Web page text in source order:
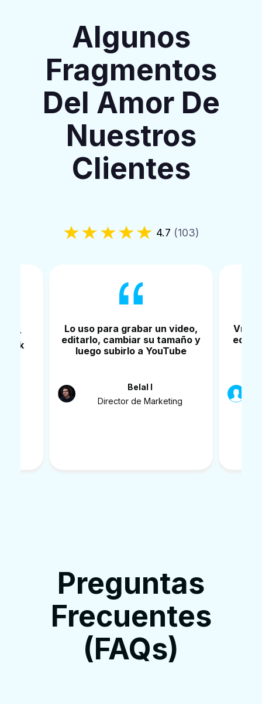
Algunos
Fragmentos
Del Amor De
Nuestros
Clientes
4.7 (103)
y
4k
Lo uso para grabar un video,
editarlo, cambiar su tamaño y
luego subirlo a YouTube
Belal I
Director de Marketing
Preguntas
Frecuentes
(FAQs)